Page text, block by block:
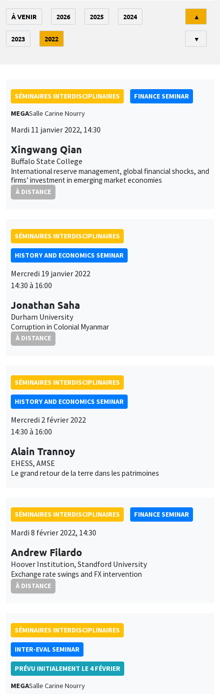
À VENIR 2026 2025 2024
2023 2022
▲
▼
SÉMINAIRES INTERDISCIPLINAIRES
FINANCE SEMINAR
MEGASalle Carine Nourry
Mardi 11 janvier 2022, 14:30
Xingwang Qian
Buffalo State College
International reserve management, global financial shocks, and
firms’ investment in emerging market economies
À DISTANCE
SÉMINAIRES INTERDISCIPLINAIRES
HISTORY AND ECONOMICS SEMINAR
Mercredi 19 janvier 2022
14:30 à 16:00
Jonathan Saha
Durham University
Corruption in Colonial Myanmar
À DISTANCE
SÉMINAIRES INTERDISCIPLINAIRES
HISTORY AND ECONOMICS SEMINAR
Mercredi 2 février 2022
14:30 à 16:00
Alain Trannoy
EHESS, AMSE
Le grand retour de la terre dans les patrimoines
SÉMINAIRES INTERDISCIPLINAIRES FINANCE SEMINAR
Mardi 8 février 2022, 14:30
Andrew Filardo
Hoover Institution, Standford University
Exchange rate swings and FX intervention
À DISTANCE
SÉMINAIRES INTERDISCIPLINAIRES
INTER-EVAL SEMINAR
PRÉVU INITIALEMENT LE 4 FÉVRIER
MEGASalle Carine Nourry